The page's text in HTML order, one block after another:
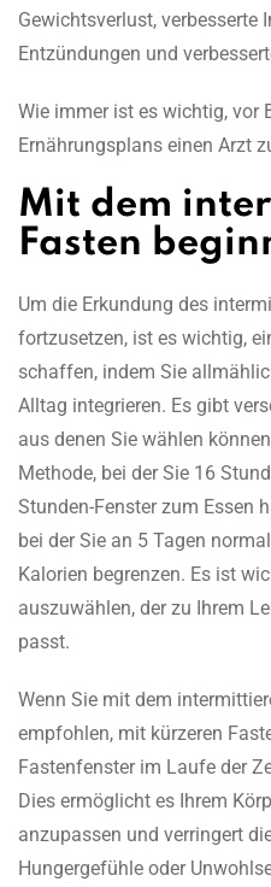
Gewichtsverlust, verbesserte
Entzündungen und
Wie immer ist es wichtig, vor
Ernährungsplans einen Arzt
Mit dem
Fasten
Um die Erkundung des
fortzusetzen, ist es wichtig,
schaffen, indem Sie
Alltag integrieren. Es gibt
aus denen Sie wählen
Methode, bei der Sie 16
Stunden-Fenster zum Essen
bei der Sie an 5 Tagen
Kalorien begrenzen. Es ist
auszuwählen, der zu Ihrem
passt.
Wenn Sie mit dem
empfohlen, mit kürzeren
Fastenfenster im Laufe der
Dies ermöglicht es Ihrem
anzupassen und verringert
Hungergefühle oder